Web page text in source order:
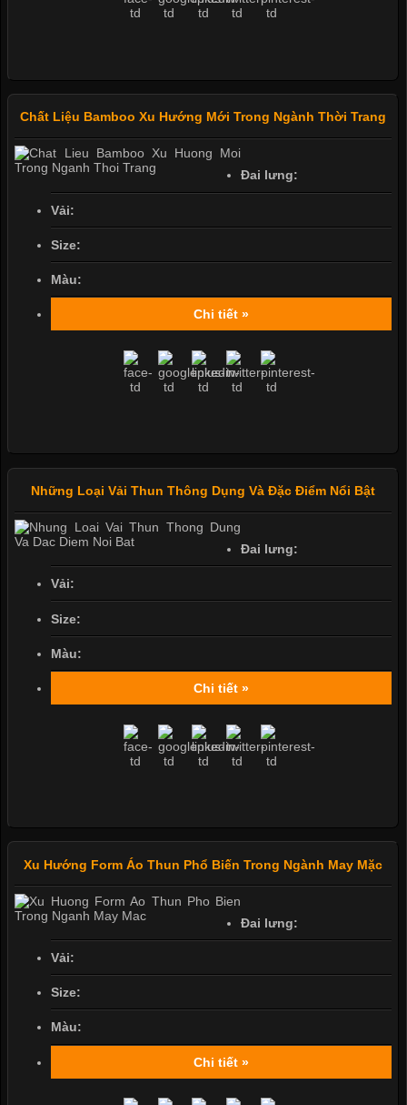
Chất Liệu Bamboo Xu Hướng Mới Trong Ngành Thời Trang
Đai lưng:
Vải:
Size:
Màu:
Chi tiết »
Những Loại Vải Thun Thông Dụng Và Đặc Điểm Nổi Bật
Đai lưng:
Vải:
Size:
Màu:
Chi tiết »
Xu Hướng Form Áo Thun Phổ Biến Trong Ngành May Mặc
Đai lưng:
Vải:
Size:
Màu:
Chi tiết »